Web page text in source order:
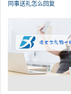
同事送礼怎么回复